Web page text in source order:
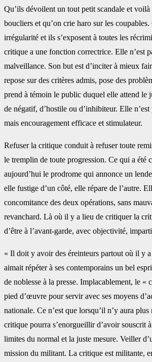
Qu’ils dévoilent un tout petit scandale et voilà
boucliers et qu’on crie haro sur les
irrégularité et ils s’exposent à toutes les
critique a une fonction correctrice. Elle n’est
malveillance. Son but est d’inciter à mieux
repose sur des critères admis, pose des
prend à témoin le public duquel elle attend le
de négatif, d’hostile ou d’inhibiteur. Elle
mais encouragement efficace et stimulateur.
Refuser la critique conduit à refuser toute
le tremplin de toute progression. Ce qui a été
aujourd’hui le prodrome qui annonce un
elle fustige d’un côté, elle répare de l’autre.
concomitance des deux opérations, sans
revanchard. Là où il y a lieu de critiquer la
d’être à l’avant-garde, avec objectivité,
« Il doit y avoir des éreinteurs partout où il y a
aimait répéter à ses contemporains un bel
de noblesse à la presse. Implacablement, le «
pied d’œuvre pour servir avec ses moyens
nationale. Ce n’est que lorsqu’il n’y aura
critique pourra s’enorgueillir d’avoir souscrit
limites du normal et la juste mesure. Veiller
mission du militant. La critique est militante,